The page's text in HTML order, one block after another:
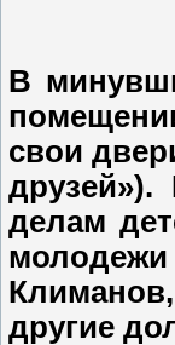
В
свои
делам
другие